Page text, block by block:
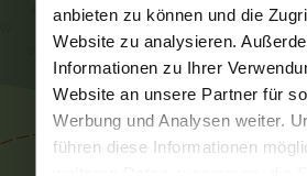
anbieten zu können und die
Website zu analysieren.
Informationen zu Ihrer
Website an unsere Partner für
Werbung und Analysen weiter.
führen diese Informationen